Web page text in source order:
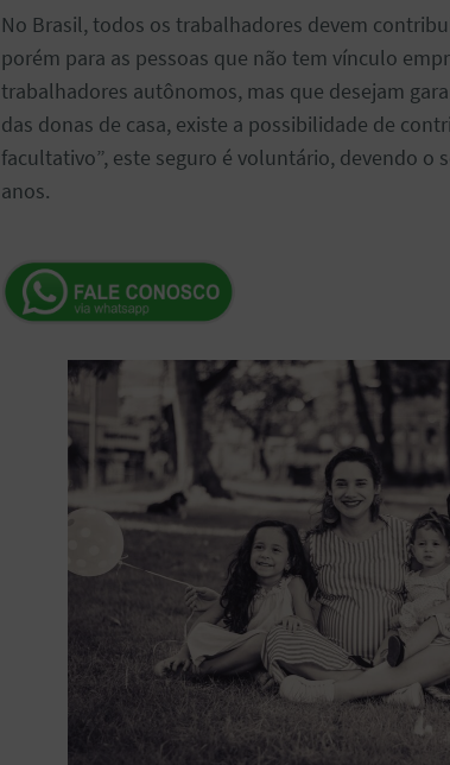
No Brasil, todos os trabalhadores devem
porém para as pessoas que não tem vínculo
trabalhadores autônomos, mas que desejam
das donas de casa, existe a possibilidade de
facultativo”, este seguro é voluntário, devendo o
anos.